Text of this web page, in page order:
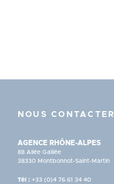
NOUS CONTACTER
AGENCE RHÔNE-ALPES
88 Allée Galilée
38330 Montbonnot-Saint-Martin
Tél : +33 (0)4 76 61 34 40